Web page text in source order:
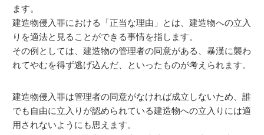
ます。
建造物侵入罪における「正当な理由」とは、建造物への立入
りを適法と見ることができる事情を指します。
その例としては、建造物の管理者の同意がある、暴漢に襲わ
れてやむを得ず逃げ込んだ、といったものが考えられます。
建造物侵入罪は管理者の同意がなければ成立しないため、誰
でも自由に立入りが認められている建造物への立入りには適
用されないようにも思えます。